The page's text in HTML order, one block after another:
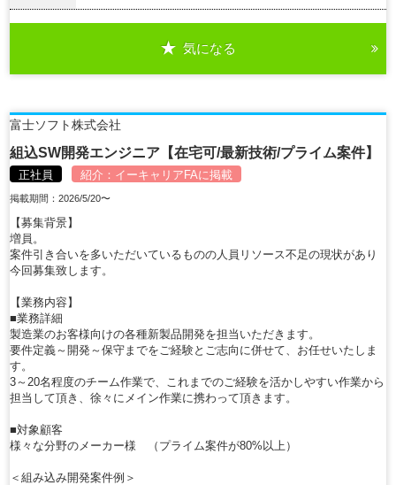
気になる
富士ソフト株式会社
組込SW開発エンジニア【在宅可/最新技術/プライム案件】
正社員 紹介： イーキャリアFAに掲載
掲載期間：2026/5/20〜
【募集背景】
増員。
案件引き合いを多いただいているものの人員リソース不足の現状があり
今回募集致します。
【業務内容】
■業務詳細
製造業のお客様向けの各種新製品開発を担当いただきます。
要件定義～開発～保守までをご経験とご志向に併せて、お任せいたしま
す。
3～20名程度のチーム作業で、これまでのご経験を活かしやすい作業から
担当して頂き、徐々にメイン作業に携わって頂きます。
■対象顧客
様々な分野のメーカー様 （プライム案件が80%以上）
＜組み込み開発案件例＞